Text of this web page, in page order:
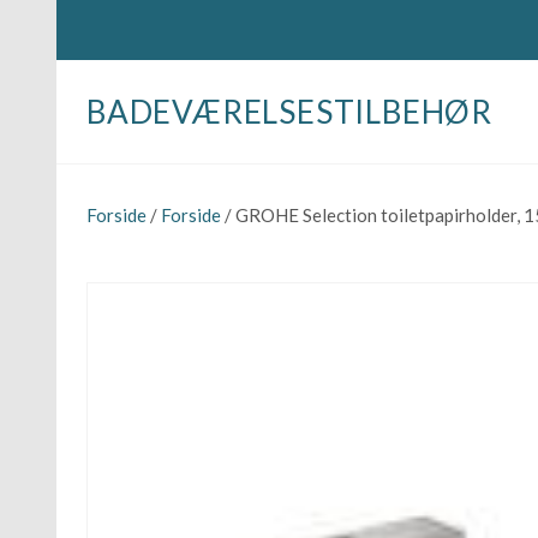
BADEVÆRELSESTILBEHØR
Forside / Forside / GROHE Selection toiletpapirholder,